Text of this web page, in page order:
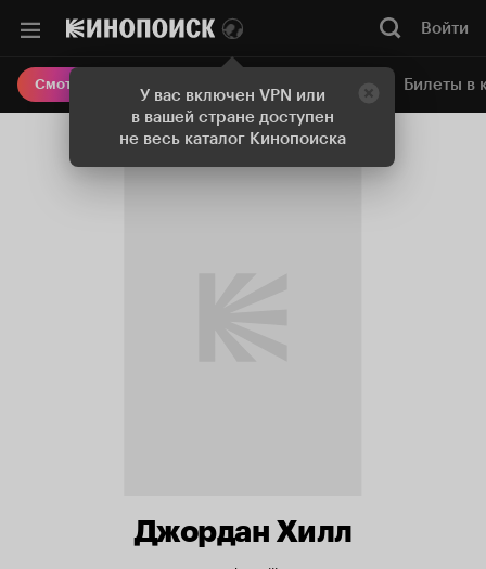
У вас включен VPN или
в вашей стране доступен
не весь каталог Кинопоиска
Войти
Смотреть кино Онлайн-кинотеатр Билеты в
Джордан Хилл